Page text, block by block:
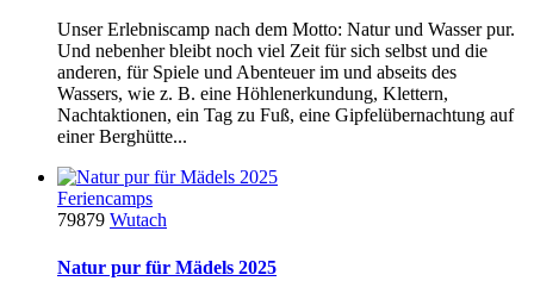
Unser Erlebniscamp nach dem Motto: Natur und Wasser pur.
Und nebenher bleibt noch viel Zeit für sich selbst und die
anderen, für Spiele und Abenteuer im und abseits des
Wassers, wie z. B. eine Höhlenerkundung, Klettern,
Nachtaktionen, ein Tag zu Fuß, eine Gipfelübernachtung auf
einer Berghütte...
Feriencamps
79879 Wutach
Natur pur für Mädels 2025